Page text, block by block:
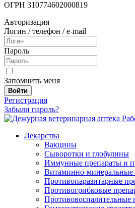
ОГРН 310774602000819
Авторизация
Логин / телефон / e-mail
Пароль
Запомнить меня
Войти
Регистрация
Забыли пароль?
Лекарства
Вакцины
Сыворотки и глобулины
Иммунные препараты и
Витаминно-минеральные
Противопаразитарные
Противогрибковые
Противовоспалительные